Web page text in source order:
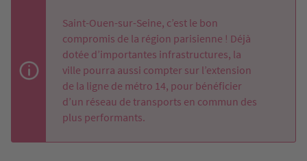
Saint-Ouen-sur-Seine, c’est le bon
compromis de la région parisienne ! Déjà
dotée d’importantes infrastructures, la
ville pourra aussi compter sur l’extension
de la ligne de métro 14, pour bénéficier
d’un réseau de transports en commun des
plus performants.